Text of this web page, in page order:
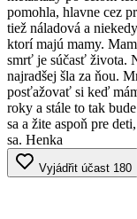
pomohla, hlavne cez
tiež náladová a
ktorí majú mamy.
smrť je súčasť života.
najradšej šla za ňou.
posťažovať si keď
roky a stále to tak
sa a žite aspoň pre
sa. Henka
Vyjádřit účast 180